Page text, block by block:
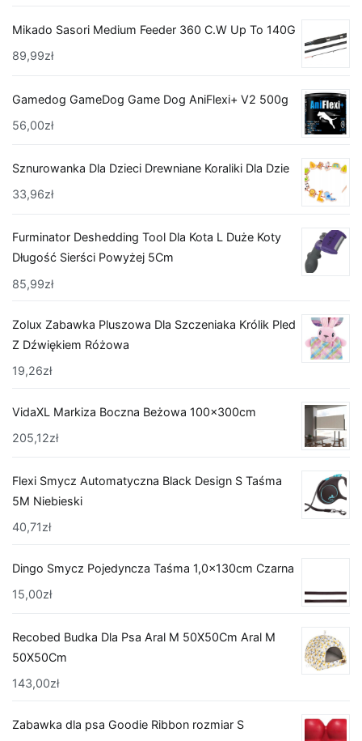
Mikado Sasori Medium Feeder 360 C.W Up To 140G
89,99zł
Gamedog GameDog Game Dog AniFlexi+ V2 500g
56,00zł
Sznurowanka Dla Dzieci Drewniane Koraliki Dla Dzie
33,96zł
Furminator Deshedding Tool Dla Kota L Duże Koty
Długość Sierści Powyżej 5Cm
85,99zł
Zolux Zabawka Pluszowa Dla Szczeniaka Królik Pled
Z Dźwiękiem Różowa
19,26zł
VidaXL Markiza Boczna Beżowa 100x300cm
205,12zł
Flexi Smycz Automatyczna Black Design S Taśma
5M Niebieski
40,71zł
Dingo Smycz Pojedyncza Taśma 1,0x130cm Czarna
15,00zł
Recobed Budka Dla Psa Aral M 50X50Cm Aral M
50X50Cm
143,00zł
Zabawka dla psa Goodie Ribbon rozmiar S